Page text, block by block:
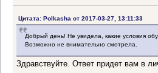
Цитата: Polkasha от 2017-03-27, 13:11:33
Добрый день! Не увидела, какие условия
Возможно не внимательно смотрела.
Здравствуйте. Ответ придет вам в